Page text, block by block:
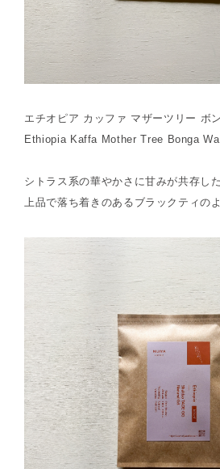
エチオピア カッファ マザーツリー ボ
Ethiopia Kaffa Mother Tree Bonga
シトラス系の華やかさに甘みが共存し
上品で落ち着きのあるブラックティの